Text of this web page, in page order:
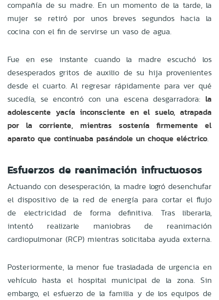
compañía de su madre. En un momento de la tarde, la
mujer se retiró por unos breves segundos hacia la
cocina con el fin de servirse un vaso de agua.
Fue en ese instante cuando la madre escuchó los
desesperados gritos de auxilio de su hija provenientes
desde el cuarto. Al regresar rápidamente para ver qué
sucedía, se encontró con una escena desgarradora: la
adolescente yacía inconsciente en el suelo, atrapada
por la corriente, mientras sostenía firmemente el
aparato que continuaba pasándole un choque eléctrico.
Esfuerzos de reanimación infructuosos
Actuando con desesperación, la madre logró desenchufar
el dispositivo de la red de energía para cortar el flujo
de electricidad de forma definitiva. Tras liberarla,
intentó realizarle maniobras de reanimación
cardiopulmonar (RCP) mientras solicitaba ayuda externa.
Posteriormente, la menor fue trasladada de urgencia en
vehículo hasta el hospital municipal de la zona. Sin
embargo, el esfuerzo de la familia y de los equipos de